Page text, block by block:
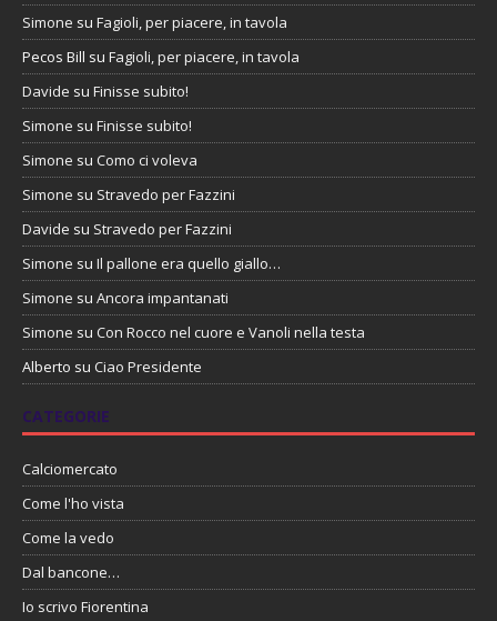
Simone su Fagioli, per piacere, in tavola
Pecos Bill su Fagioli, per piacere, in tavola
Davide su Finisse subito!
Simone su Finisse subito!
Simone su Como ci voleva
Simone su Stravedo per Fazzini
Davide su Stravedo per Fazzini
Simone su Il pallone era quello giallo…
Simone su Ancora impantanati
Simone su Con Rocco nel cuore e Vanoli nella testa
Alberto su Ciao Presidente
CATEGORIE
Calciomercato
Come l'ho vista
Come la vedo
Dal bancone…
Io scrivo Fiorentina